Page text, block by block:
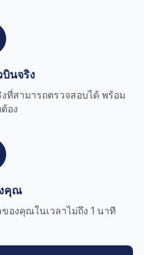
บินจริง
งที่สามารถตรวจสอบได้ พร้อม
อง
คุณ
องคุณในเวลาไม่ถึง 1 นาที